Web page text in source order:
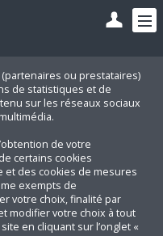
ou prestataires)
de statistiques et de
sur les réseaux sociaux
de votre
certains cookies
et des cookies de mesures
exempts de
votre choix, finalité par
modifier votre choix à tout
en cliquant sur l’onglet «